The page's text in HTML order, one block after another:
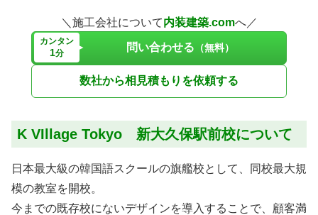
＼施工会社について内装建築.comへ／
カンタン
1分 問い合わせる （無料）
数社から相見積もりを依頼する
K VIllage Tokyo 新大久保駅前校について
日本最大級の韓国語スクールの旗艦校として、同校最大規
模の教室を開校。
今までの既存校にないデザインを導入することで、顧客満